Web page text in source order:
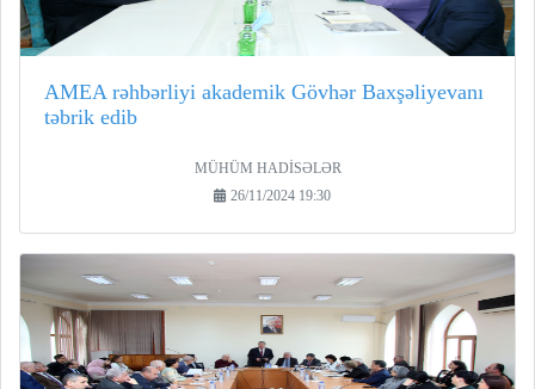
AMEA rəhbərliyi akademik Gövhər Baxşəliyevanı
təbrik edib
MÜHÜM HADİSƏLƏR
26/11/2024 19:30